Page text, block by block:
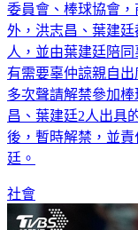
委員會、棒球協會
外，洪志昌、葉建
人，並由葉建廷陪
有需要辜仲諒親自
多次聲請解禁參加
昌、葉建廷2人出具
後，暫時解禁，並
廷。
社會